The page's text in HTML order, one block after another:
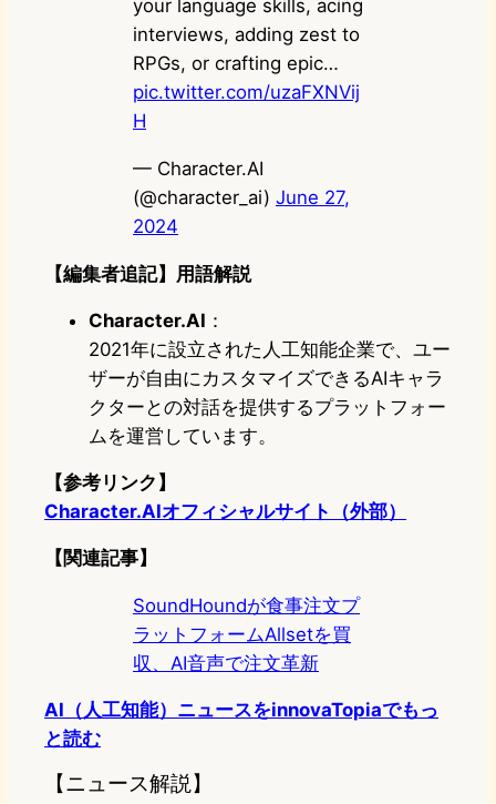
your language skills, acing
interviews, adding zest to
RPGs, or crafting epic…
pic.twitter.com/uzaFXNVij
H
— Character.AI
(@character_ai) June 27,
2024
【編集者追記】用語解説
Character.AI ：
2021年に設立された人工知能企業で、ユー
ザーが自由にカスタマイズできるAIキャラ
クターとの対話を提供するプラットフォー
ムを運営しています。
【参考リンク】
Character.AIオフィシャルサイト（外部）
【関連記事】
SoundHoundが食事注文プ
ラットフォームAllsetを買
収、AI音声で注文革新
AI（人工知能）ニュースをinnovaTopiaでもっ
と読む
【ニュース解説】